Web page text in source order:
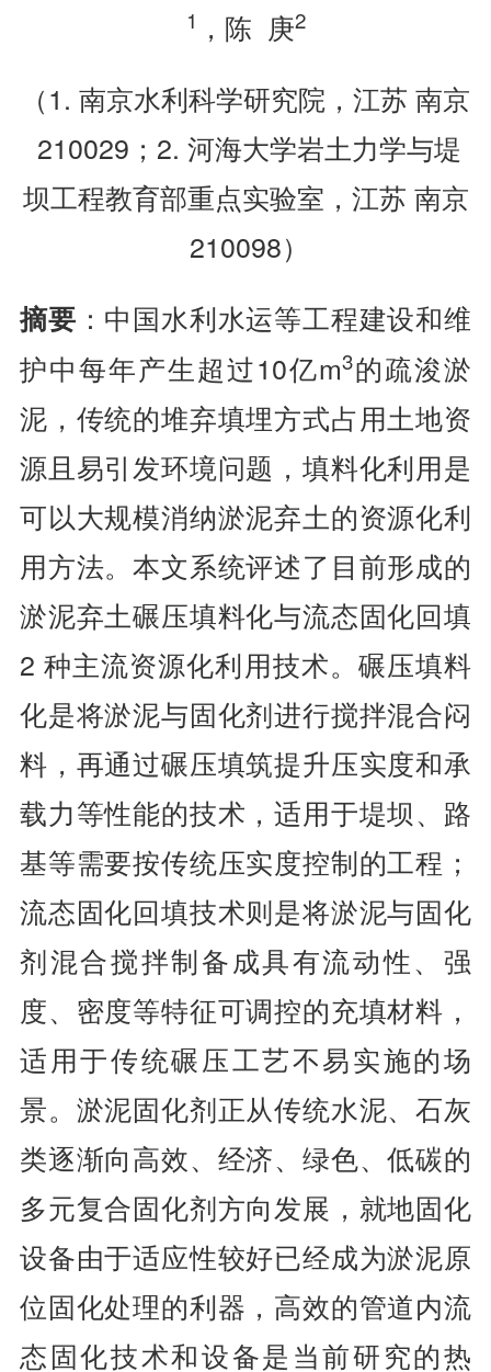
1 ，陈 庚2
（1. 南京水利科学研究院，江苏 南京
210029；2. 河海大学岩土力学与堤
坝工程教育部重点实验室，江苏 南京
210098）
摘要 ：中国水利水运等工程建设和维
护中每年产生超过10亿m3的疏浚淤
泥，传统的堆弃填埋方式占用土地资
源且易引发环境问题，填料化利用是
可以大规模消纳淤泥弃土的资源化利
用方法。本文系统评述了目前形成的
淤泥弃土碾压填料化与流态固化回填
2 种主流资源化利用技术。碾压填料
化是将淤泥与固化剂进行搅拌混合闷
料，再通过碾压填筑提升压实度和承
载力等性能的技术，适用于堤坝、路
基等需要按传统压实度控制的工程；
流态固化回填技术则是将淤泥与固化
剂混合搅拌制备成具有流动性、强
度、密度等特征可调控的充填材料，
适用于传统碾压工艺不易实施的场
景。淤泥固化剂正从传统水泥、石灰
类逐渐向高效、经济、绿色、低碳的
多元复合固化剂方向发展，就地固化
设备由于适应性较好已经成为淤泥原
位固化处理的利器，高效的管道内流
态固化技术和设备是当前研究的热